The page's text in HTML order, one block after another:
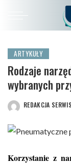
ARTYKUŁY
Rodzaje
wybranych
POSTED
REDAKCJA
Korzystanie z